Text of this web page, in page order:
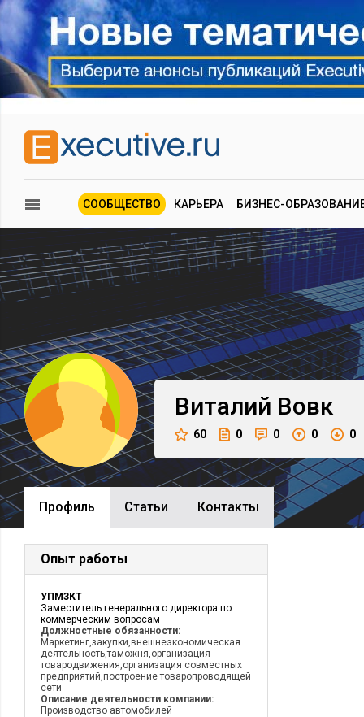
СООБЩЕСТВО КАРЬЕРА БИЗНЕС-
Виталий Вовк
60 0 0 0 0
Профиль Cтатьи Контакты
Опыт работы
УПМЗКТ
Заместитель генерального директора по
коммерческим вопросам
Должностные обязанности:
Маркетинг,закупки,внешнеэкономическая
деятельность,таможня,организация
товародвижения,организация совместных
предприятий,построение товаропроводящей
сети
Описание деятельности компании:
Производство автомобилей